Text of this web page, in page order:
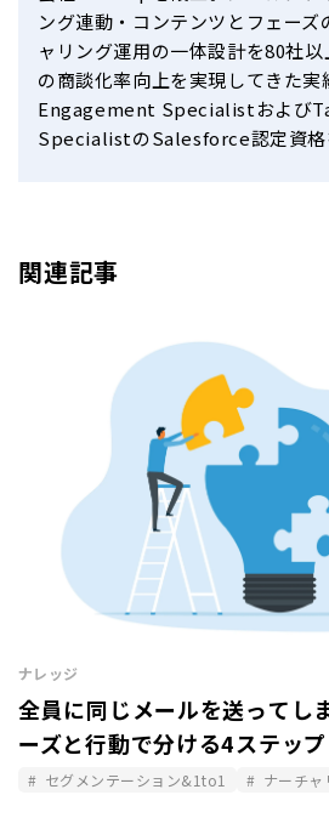
ング連動・コンテンツとフェーズ
ャリング運用の一体設計を80社
の商談化率向上を実現してきた
Engagement Specialistおよび
SpecialistのSalesforce認定資格
関連記事
ナレッジ
全員に同じメールを送ってし
ーズと行動で分ける4ステップ
セグメンテーション&1to1 ナーチ